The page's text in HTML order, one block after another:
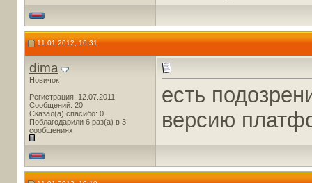
11.01.2012, 16:31
dima
Новичок
Регистрация: 12.07.2011
Сообщений: 20
Сказал(а) спасибо: 0
Поблагодарили 6 раз(а) в 3
сообщениях
есть
версию